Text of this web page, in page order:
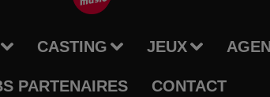
CASTING JEUX
PARTENAIRES CONTACT